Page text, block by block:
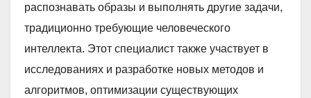
распознавать образы и выполнять другие задачи,
традиционно требующие человеческого
интеллекта. Этот специалист также участвует в
исследованиях и разработке новых методов и
алгоритмов, оптимизации существующих